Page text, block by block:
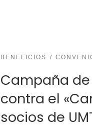
BENEFICIOS
Campaña
contra el
socios de